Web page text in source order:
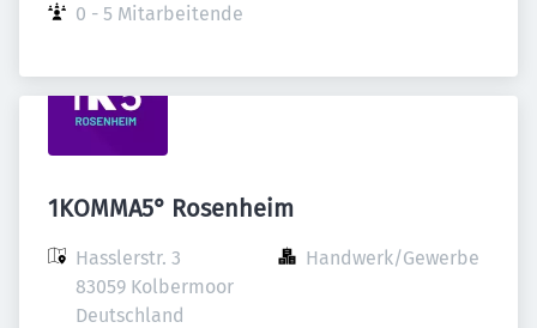
0 - 5 Mitarbeitende
1KOMMA5° Rosenheim
Hasslerstr. 3
83059 Kolbermoor
Deutschland
Handwerk/Gewerbe